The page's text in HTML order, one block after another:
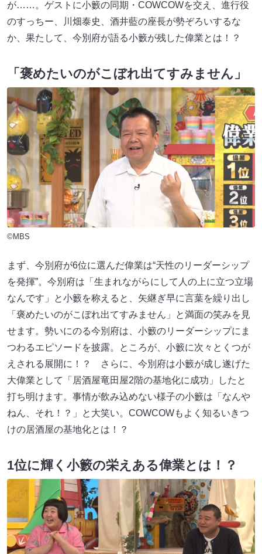
が……。ゲストに小籔の同期・COWCOWを交え、進行役
のすっちー、川畑泰史、酒井藍の座長が勢ぞろいするな
か、果たして、今別府が語る小籔が残した偉業とは！？
「褒めたいのがこぼれ出てすみません」
©MBS
まず、今別府が6位に選んだ偉業は“天性のリーダーシップ
を発揮”。今別府は「生まれながらにして人の上に立つ立場
なんです」と小籔を称えると、矢継ぎ早に言葉を繰り出し
「褒めたいのがこぼれ出てすみません」と満面の笑みを見
せます。勢いにのる今別府は、小籔のリーダーシップにま
つわるエピソードを披露。ところが、小籔に次々とくつが
えされる展開に！？ さらに、今別府は小籔が成し遂げた
大偉業として「居酒屋竜田屋2階の基地化に成功」したと
打ち明けます。事情が飲み込めない様子の小籔は「なんや
ねん、それ！？」と大笑い。COWCOWもよく知るいきつ
けの居酒屋の基地化とは！？
1位に輝く小籔の栄えある偉業とは！？